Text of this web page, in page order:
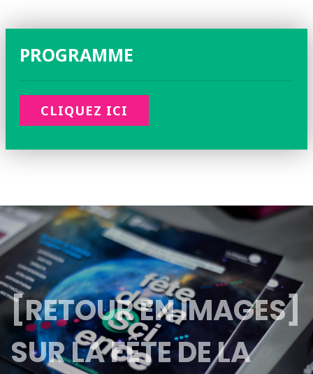
PROGRAMME
CLIQUEZ ICI
[RETOUR EN IMAGES]
SUR LA FÊTE DE LA